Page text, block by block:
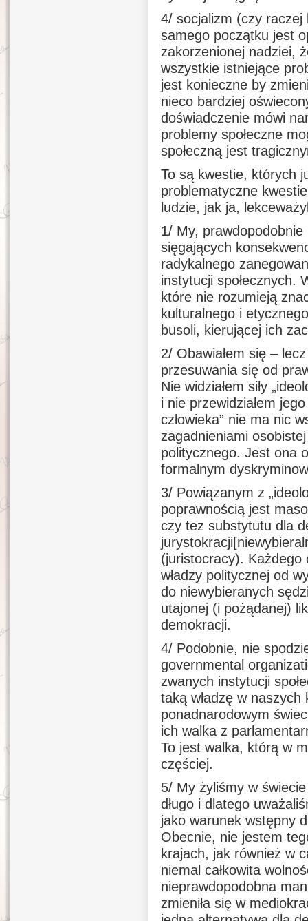
4/ socjalizm (czy
samego początku jest
zakorzenionej nadziei,
wszystkie istniejące
jest konieczne by
nieco bardziej
doświadczenie mówi
problemy społeczne
społeczną jest
To są kwestie, których
problematyczne
ludzie, jak ja,
1/ My, prawdopodobnie
sięgających
radykalnego
instytucji społecznych.
które nie rozumieją
kulturalnego i
busoli, kierującej ich
2/ Obawiałem się –
przesuwania się od
Nie widziałem siły
i nie przewidziałem
człowieka” nie ma nic
zagadnieniami
politycznego. Jest ona
formalnym
3/ Powiązanym z
poprawnością jest
czy tez substytutu dla
(juristocracy). Każdego
władzy politycznej od
do niewybieranych
utajonej (i pożądanej)
demokracji.
4/ Podobnie, nie
governmental
zwanych instytucji
taką władzę w
ponadnarodowym
ich walka z
To jest walka, którą w
częściej.
5/ My żyliśmy w
długo i dlatego
jako warunek wstępny
Obecnie, nie jestem
krajach, jak również w
niemal całkowita
nieprawdopodobna
zmieniła się w